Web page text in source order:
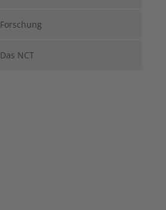
Forschung
Das NCT